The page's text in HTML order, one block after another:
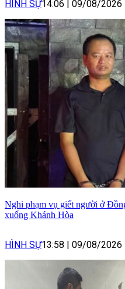
HÌNH SỰ14:06 09/08/2026
Nghi phạm vụ giết người ở
xuống Khánh Hòa
HÌNH SỰ13:58 | 09/08/2026